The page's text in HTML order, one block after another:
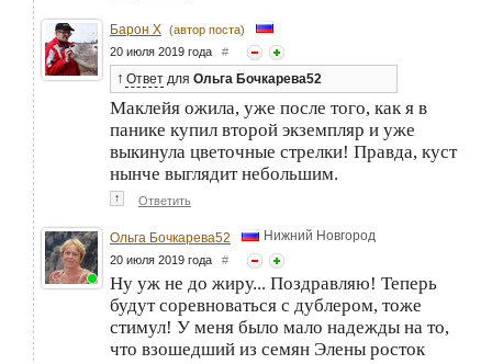
Барон Х (автор поста)
20 июля 2019 года #
↑ Ответ для Ольга Бочкарева52
Маклейя ожила, уже после того, как я в
панике купил второй экземпляр и уже
выкинула цветочные стрелки! Правда, куст
нынче выглядит небольшим.
↑ Ответить
Ольга Бочкарева52 Нижний Новгород
20 июля 2019 года #
Ну уж не до жиру... Поздравляю! Теперь
будут соревноваться с дублером, тоже
стимул! У меня было мало надежды на то,
что взошедший из семян Элены росток